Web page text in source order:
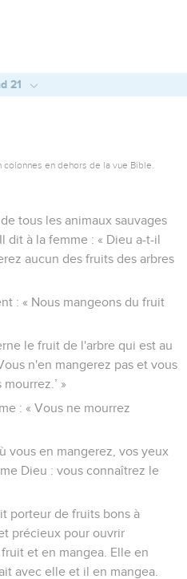
21
en dehors de la vue Bible.
tous les animaux sauvages
dit à la femme : « Dieu a-t-il
aucun des fruits des arbres
: « Nous mangeons du fruit
le fruit de l'arbre qui est au
n'en mangerez pas et vous
»
: « Vous ne mourrez
vous en mangerez, vos yeux
Dieu : vous connaîtrez le
porteur de fruits bons à
précieux pour ouvrir
et en mangea. Elle en
avec elle et il en mangea.